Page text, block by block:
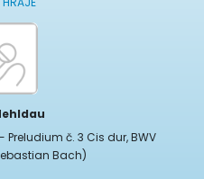
č. 3 Cis dur, BWV
Bach)